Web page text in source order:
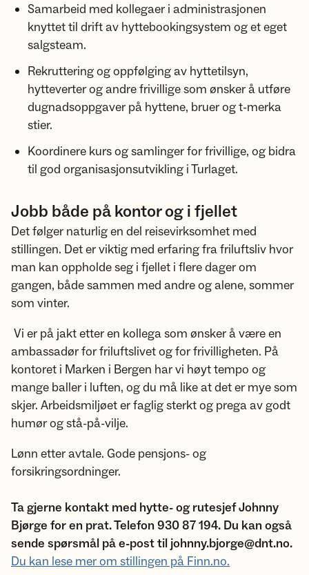
Samarbeid med kollegaer i administrasjonen
knyttet til drift av hyttebookingsystem og et eget
salgsteam.
Rekruttering og oppfølging av hyttetilsyn,
hytteverter og andre frivillige som ønsker å utføre
dugnadsoppgaver på hyttene, bruer og t-merka
stier.
Koordinere kurs og samlinger for frivillige, og bidra
til god organisasjonsutvikling i Turlaget.
Jobb både på kontor og i fjellet
Det følger naturlig en del reisevirksomhet med
stillingen. Det er viktig med erfaring fra friluftsliv hvor
man kan oppholde seg i fjellet i flere dager om
gangen, både sammen med andre og alene, sommer
som vinter.
Vi er på jakt etter en kollega som ønsker å være en
ambassadør for friluftslivet og for frivilligheten. På
kontoret i Marken i Bergen har vi høyt tempo og
mange baller i luften, og du må like at det er mye som
skjer. Arbeidsmiljøet er faglig sterkt og prega av godt
humør og stå-på-vilje.
Lønn etter avtale. Gode pensjons- og
forsikringsordninger.
Ta gjerne kontakt med hytte- og rutesjef Johnny
Bjørge for en prat. Telefon 930 87 194. Du kan også
sende spørsmål på e-post til johnny.bjorge@dnt.no.
Du kan lese mer om stillingen på Finn.no.